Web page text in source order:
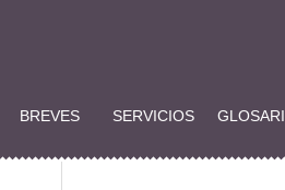
BREVES SERVICIOS